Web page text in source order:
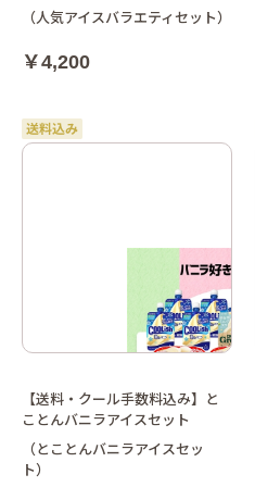
（人気アイスバラエティセット）
￥4,200
【送料・クール手数料込み】と
ことんバニラアイスセット
（とことんバニラアイスセッ
ト）